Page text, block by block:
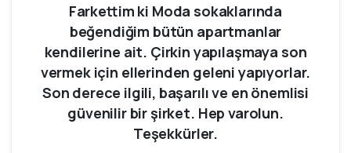
Farkettim ki Moda sokaklarında
beğendiğim bütün apartmanlar
kendilerine ait. Çirkin yapılaşmaya son
vermek için ellerinden geleni yapıyorlar.
Son derece ilgili, başarılı ve en önemlisi
güvenilir bir şirket. Hep varolun.
Teşekkürler.